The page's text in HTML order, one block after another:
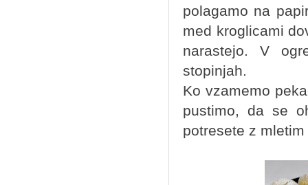
polagamo na
med kroglicami
narastejo. V
stopinjah.
Ko vzamemo
pustimo, da se
potresete z